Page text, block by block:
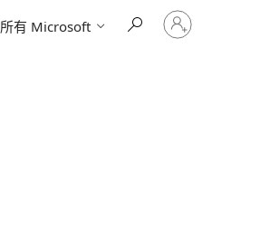
所有 Microsoft
请
登